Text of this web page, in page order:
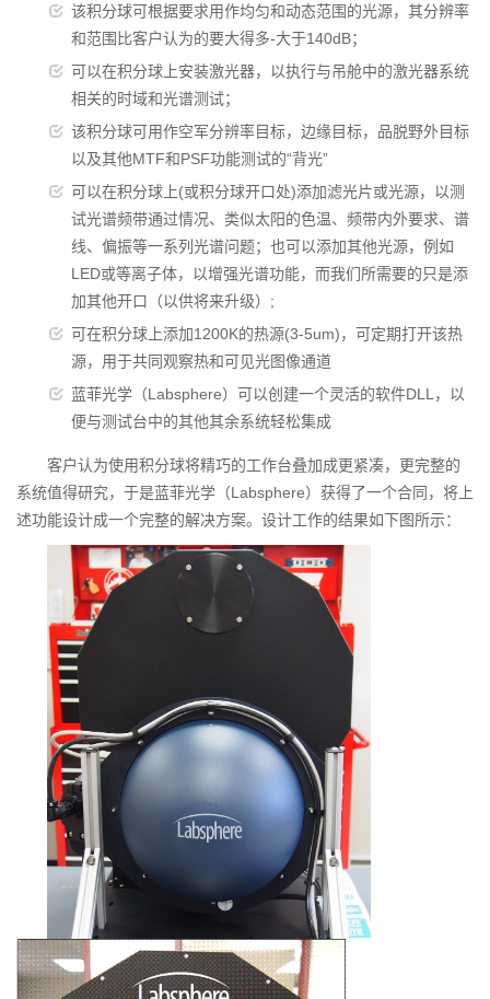
该积分球可根据要求用作均匀和动态范围的光源，其分辨率
和范围比客户认为的要大得多-大于140dB；
可以在积分球上安装激光器，以执行与吊舱中的激光器系统
相关的时域和光谱测试；
该积分球可用作空军分辨率目标，边缘目标，品脱野外目标
以及其他MTF和PSF功能测试的“背光”
可以在积分球上(或积分球开口处)添加滤光片或光源，以测
试光谱频带通过情况、类似太阳的色温、频带内外要求、谱
线、偏振等一系列光谱问题；也可以添加其他光源，例如
LED或等离子体，以增强光谱功能，而我们所需要的只是添
加其他开口（以供将来升级）;
可在积分球上添加1200K的热源(3-5um)，可定期打开该热
源，用于共同观察热和可见光图像通道
蓝菲光学（Labsphere）可以创建一个灵活的软件DLL，以
便与测试台中的其他其余系统轻松集成
客户认为使用积分球将精巧的工作台叠加成更紧凑，更完整的
系统值得研究，于是蓝菲光学（Labsphere）获得了一个合同，将上
述功能设计成一个完整的解决方案。设计工作的结果如下图所示：